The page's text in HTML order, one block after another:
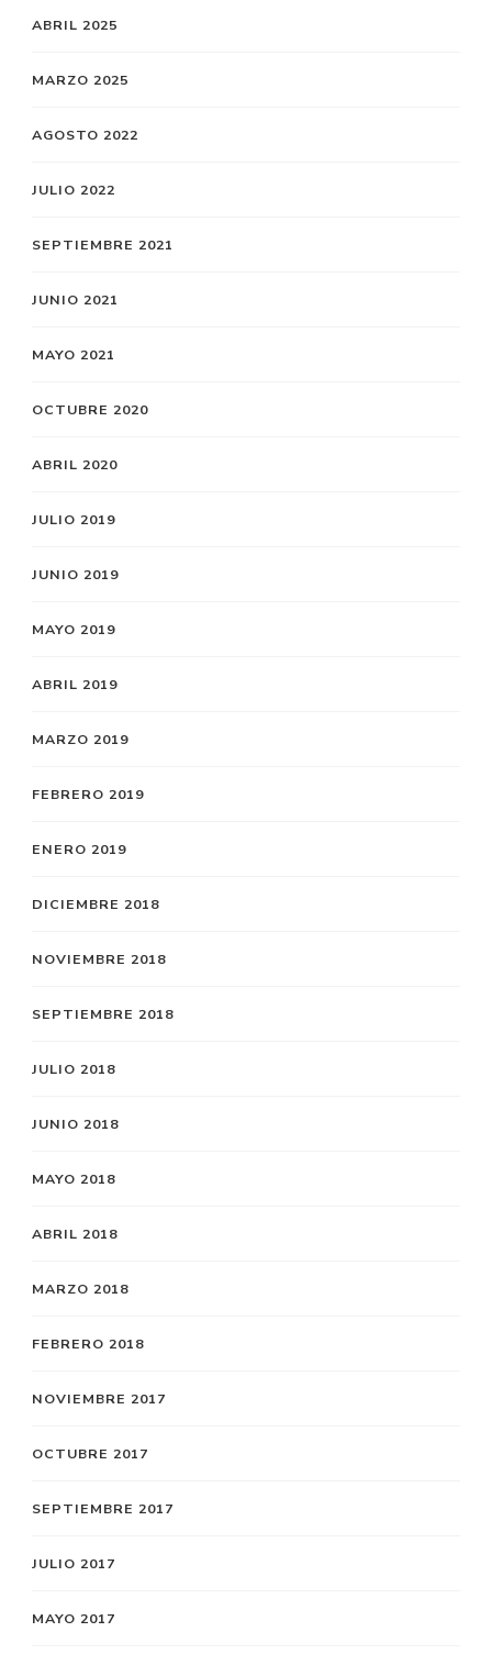
ABRIL 2025
MARZO 2025
AGOSTO 2022
JULIO 2022
SEPTIEMBRE 2021
JUNIO 2021
MAYO 2021
OCTUBRE 2020
ABRIL 2020
JULIO 2019
JUNIO 2019
MAYO 2019
ABRIL 2019
MARZO 2019
FEBRERO 2019
ENERO 2019
DICIEMBRE 2018
NOVIEMBRE 2018
SEPTIEMBRE 2018
JULIO 2018
JUNIO 2018
MAYO 2018
ABRIL 2018
MARZO 2018
FEBRERO 2018
NOVIEMBRE 2017
OCTUBRE 2017
SEPTIEMBRE 2017
JULIO 2017
MAYO 2017